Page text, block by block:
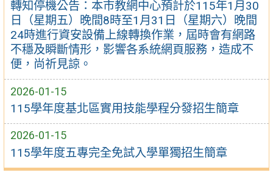
轉知停機公告：本市教網中心預計於115年1月30
日（星期五）晚間8時至1月31日（星期六）晚間
24時進行資安設備上線轉換作業，屆時會有網路
不穩及瞬斷情形，影響各系統網頁服務，造成不
便，尚祈見諒。
2026-01-15
115學年度基北區實用技能學程分發招生簡章
2026-01-15
115學年度五專完全免試入學單獨招生簡章